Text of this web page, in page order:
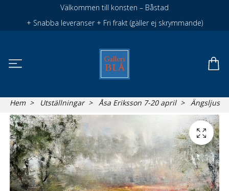
Välkommen till konsten – Båstad
+ Snabba leveranser + Fri frakt (gäller ej skrymmande)
Hem Utställningar Åsa Eriksson 7-20 april Ängsljus